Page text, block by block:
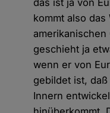
das ist ja von
kommt also
amerikanischen
geschieht ja
wenn er von
gebildet ist,
Innern